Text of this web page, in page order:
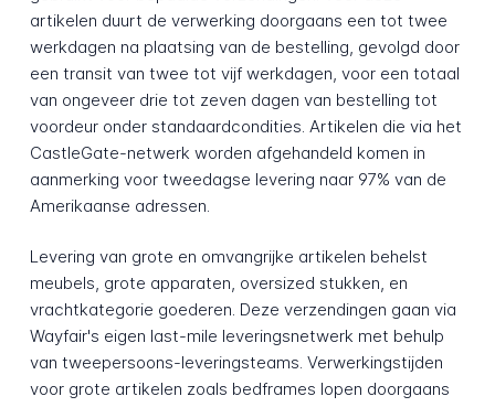
artikelen duurt de verwerking doorgaans een tot twee
werkdagen na plaatsing van de bestelling, gevolgd door
een transit van twee tot vijf werkdagen, voor een totaal
van ongeveer drie tot zeven dagen van bestelling tot
voordeur onder standaardcondities. Artikelen die via het
CastleGate-netwerk worden afgehandeld komen in
aanmerking voor tweedagse levering naar 97% van de
Amerikaanse adressen.
Levering van grote en omvangrijke artikelen behelst
meubels, grote apparaten, oversized stukken, en
vrachtkategorie goederen. Deze verzendingen gaan via
Wayfair's eigen last-mile leveringsnetwerk met behulp
van tweepersoons-leveringsteams. Verwerkingstijden
voor grote artikelen zoals bedframes lopen doorgaans